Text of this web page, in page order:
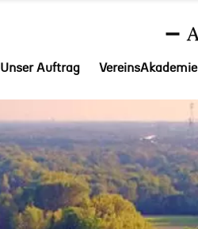
Unser Auftrag VereinsAkademie